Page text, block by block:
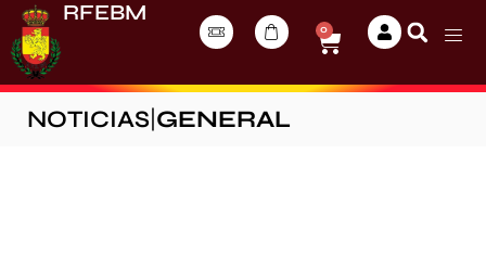
RFEBM
0
NOTICIAS GENERAL